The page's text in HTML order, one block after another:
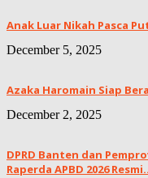
Anak Luar Nikah Pasca
December 5, 2025
Azaka Haromain Siap
December 2, 2025
DPRD Banten dan
Raperda APBD 2026